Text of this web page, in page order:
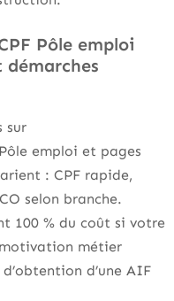
Pôle emploi
démarches
sur
emploi et pages
: CPF rapide,
selon branche.
100 % du coût si votre
métier
d’une AIF